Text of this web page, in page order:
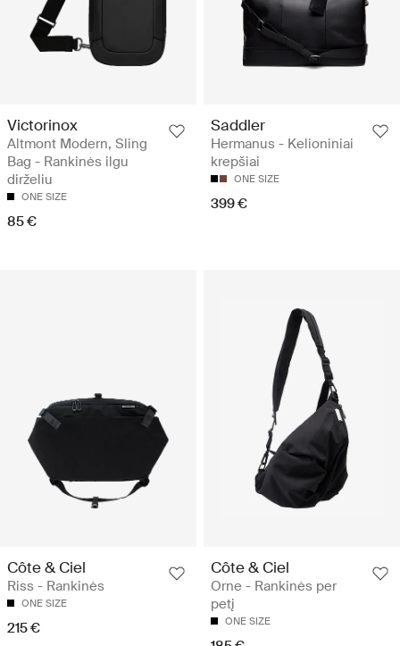
Victorinox
Altmont Modern, Sling
Bag - Rankinės ilgu
dirželiu
ONE SIZE
85 €
Saddler
Hermanus - Kelioniniai
krepšiai
ONE SIZE
399 €
Côte & Ciel
Riss - Rankinės
ONE SIZE
215 €
Côte & Ciel
Orne - Rankinės per
petį
ONE SIZE